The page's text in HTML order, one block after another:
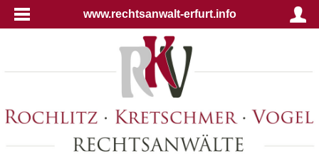
www.rechtsanwalt-erfurt.info